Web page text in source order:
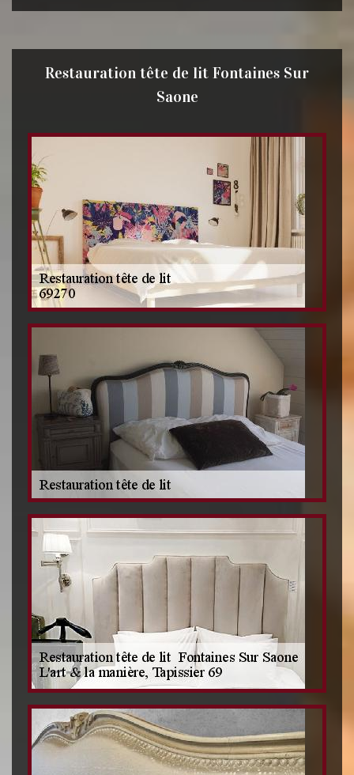
Restauration tête de lit Fontaines Sur
Saone